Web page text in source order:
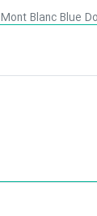
Mont Blanc Blue